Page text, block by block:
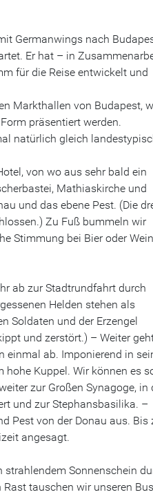
Germanwings nach
Er hat – in
für die Reise entwickelt und
Markthallen von Budapest,
präsentiert werden.
natürlich gleich
von wo aus sehr bald ein
Mathiaskirche und
und das ebene Pest. (Die
Zu Fuß bummeln wir
Stimmung bei Bier oder Wein
ab zur Stadtrundfahrt durch
Helden stehen als
Soldaten und der Erzengel
und zerstört.) – Weiter
einmal ab. Imponierend in
hohe Kuppel. Wir können es
zur Großen Synagoge, in
und zur Stephansbasilika. –
Pest von der Donau aus. Bis
angesagt.
Sonnenschein
tauschen wir unseren Bus